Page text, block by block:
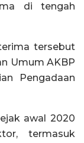
di tengah
tersebut
Umum AKBP
Pengadaan
awal 2020
termasuk